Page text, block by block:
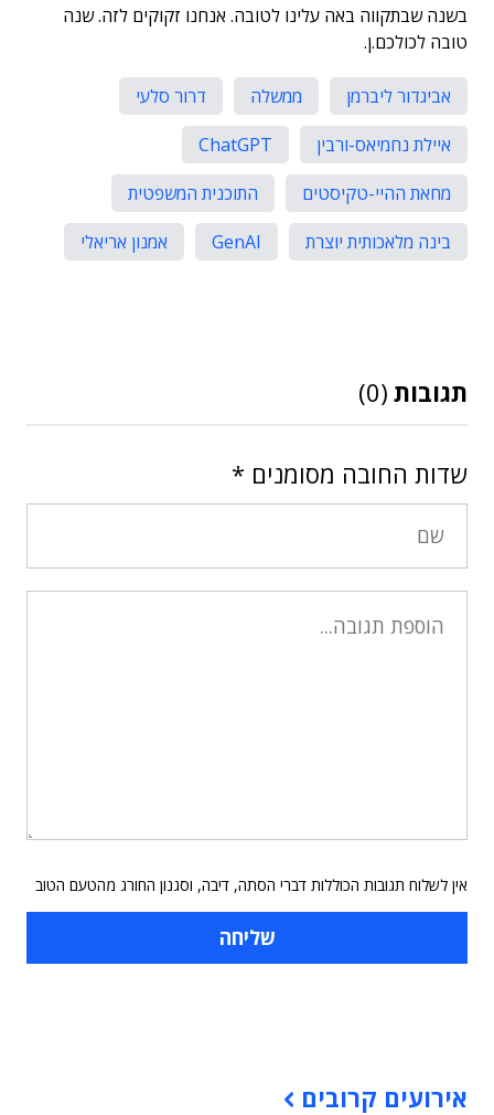
בשנה שבתקווה באה עלינו לטובה. אנחנו זקוקים לזה. שנה
טובה לכולכם.ן.
אביגדור ליברמן ממשלה
דרור סלעי
איילת נחמיאס-ורבין
ChatGPT
מחאת ההיי-טקיסטים
התוכנית המשפטית
בינה מלאכותית יוצרת
GenAI אמנון אריאלי
תגובות (0)
שדות החובה מסומנים *
אין לשלוח תגובות הכוללות דברי הסתה, דיבה, וסגנון החורג מהטעם הטוב
אירועים קרובים